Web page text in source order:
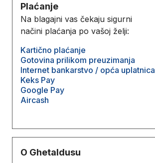
Plaćanje
Na blagajni vas čekaju sigurni
načini plaćanja po vašoj želji:
Kartično plaćanje
Gotovina prilikom preuzimanja
Internet bankarstvo / opća uplatnica
Keks Pay
Google Pay
Aircash
O Ghetaldusu